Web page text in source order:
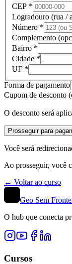
CEP *
Logradouro (rua /
Número *
Complemento
Bairro *
Cidade *
UF *
Forma de pagamento
Cupom de desconto
O desconto será
Prosseguir para
Você será
Ao prosseguir, você
← Voltar ao curso
Geo Sem
O hub que conecta
Cursos